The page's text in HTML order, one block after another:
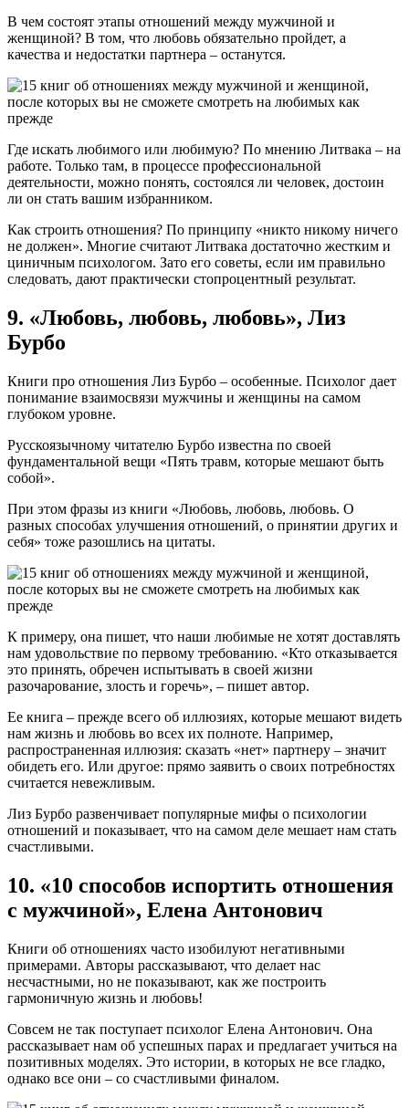
В чем состоят этапы отношений между мужчиной и
женщиной? В том, что любовь обязательно пройдет, а
качества и недостатки партнера – останутся.
Где искать любимого или любимую? По мнению Литвака – на
работе. Только там, в процессе профессиональной
деятельности, можно понять, состоялся ли человек, достоин
ли он стать вашим избранником.
Как строить отношения? По принципу «никто никому ничего
не должен». Многие считают Литвака достаточно жестким и
циничным психологом. Зато его советы, если им правильно
следовать, дают практически стопроцентный результат.
9. «Любовь, любовь, любовь», Лиз
Бурбо
Книги про отношения Лиз Бурбо – особенные. Психолог дает
понимание взаимосвязи мужчины и женщины на самом
глубоком уровне.
Русскоязычному читателю Бурбо известна по своей
фундаментальной вещи «Пять травм, которые мешают быть
собой».
При этом фразы из книги «Любовь, любовь, любовь. О
разных способах улучшения отношений, о принятии других и
себя» тоже разошлись на цитаты.
К примеру, она пишет, что наши любимые не хотят доставлять
нам удовольствие по первому требованию. «Кто отказывается
это принять, обречен испытывать в своей жизни
разочарование, злость и горечь», – пишет автор.
Ее книга – прежде всего об иллюзиях, которые мешают видеть
нам жизнь и любовь во всех их полноте. Например,
распространенная иллюзия: сказать «нет» партнеру – значит
обидеть его. Или другое: прямо заявить о своих потребностях
считается невежливым.
Лиз Бурбо развенчивает популярные мифы о психологии
отношений и показывает, что на самом деле мешает нам стать
счастливыми.
10. «10 способов испортить отношения
с мужчиной», Елена Антонович
Книги об отношениях часто изобилуют негативными
примерами. Авторы рассказывают, что делает нас
несчастными, но не показывают, как же построить
гармоничную жизнь и любовь!
Совсем не так поступает психолог Елена Антонович. Она
рассказывает нам об успешных парах и предлагает учиться на
позитивных моделях. Это истории, в которых не все гладко,
однако все они – со счастливыми финалом.